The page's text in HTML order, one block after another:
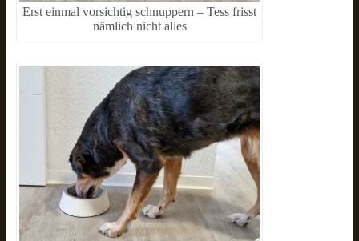
Erst einmal vorsichtig schnuppern – Tess frisst
nämlich nicht alles